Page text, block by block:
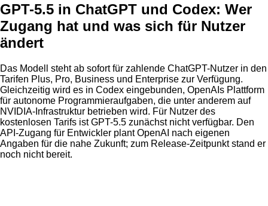
GPT-5.5 in ChatGPT und Codex: Wer
Zugang hat und was sich für Nutzer
ändert
Das Modell steht ab sofort für zahlende ChatGPT-Nutzer in den
Tarifen Plus, Pro, Business und Enterprise zur Verfügung.
Gleichzeitig wird es in Codex eingebunden, OpenAIs Plattform
für autonome Programmieraufgaben, die unter anderem auf
NVIDIA-Infrastruktur betrieben wird. Für Nutzer des
kostenlosen Tarifs ist GPT-5.5 zunächst nicht verfügbar. Den
API-Zugang für Entwickler plant OpenAI nach eigenen
Angaben für die nahe Zukunft; zum Release-Zeitpunkt stand er
noch nicht bereit.